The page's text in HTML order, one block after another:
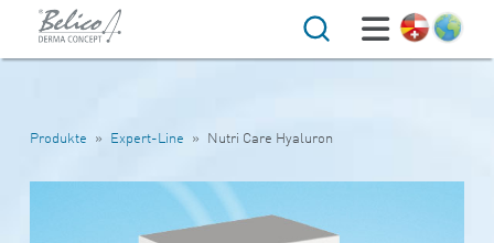
Suche
Produkte » Expert-Line » Nutri Care Hyaluron